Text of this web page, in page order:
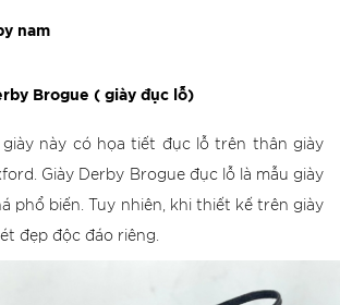
nam
Brogue ( giày đục lỗ)
giày này có họa tiết đục lỗ trên thân giày
Giày Derby Brogue đục lỗ là mẫu giày
phổ biến. Tuy nhiên, khi thiết kế trên giày
đẹp độc đáo riêng.